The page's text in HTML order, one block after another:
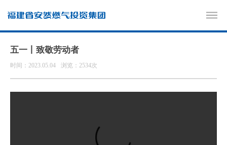
五一丨致敬劳动者
时间：2023.05.04 浏览：2534次